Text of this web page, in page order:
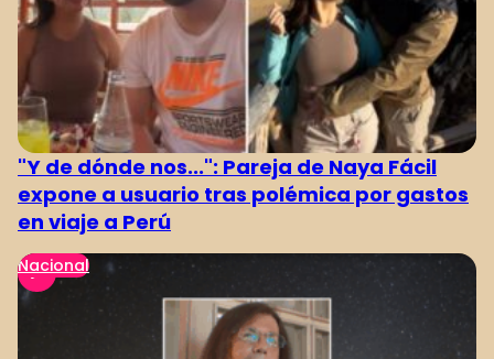
"Y de dónde nos...": Pareja de Naya Fácil
expone a usuario tras polémica por gastos
en viaje a Perú
Nacional